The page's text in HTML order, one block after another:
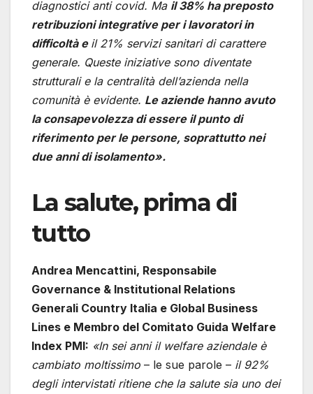
diagnostici anti covid. Ma il 38% ha preposto
retribuzioni integrative per i lavoratori in
difficoltà e il 21% servizi sanitari di carattere
generale. Queste iniziative sono diventate
strutturali e la centralità dell’azienda nella
comunità è evidente. Le aziende hanno avuto
la consapevolezza di essere il punto di
riferimento per le persone, soprattutto nei
due anni di isolamento».
La salute, prima di
tutto
Andrea Mencattini, Responsabile
Governance & Institutional Relations
Generali Country Italia e Global Business
Lines e Membro del Comitato Guida Welfare
Index PMI: «In sei anni il welfare aziendale è
cambiato moltissimo – le sue parole – il 92%
degli intervistati ritiene che la salute sia uno dei